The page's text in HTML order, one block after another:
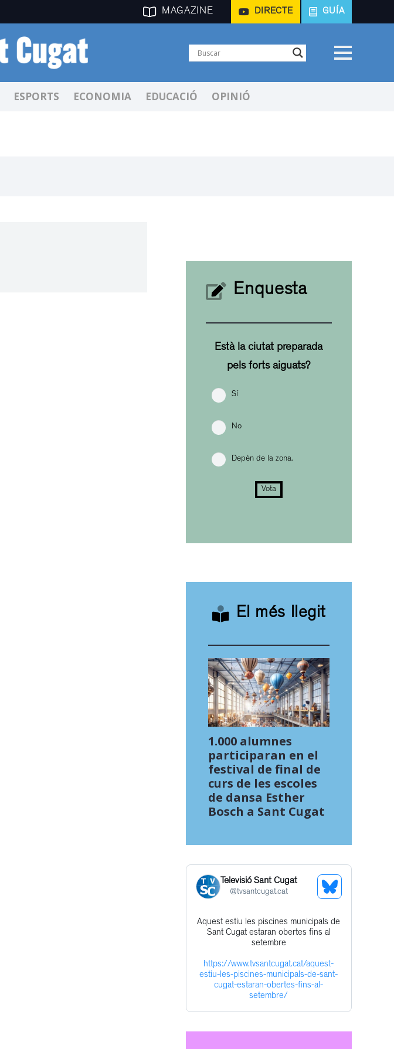
MAGAZINE DIRECTE GUÍA
ESPORTS ECONOMIA EDUCACIÓ OPINIÓ
Enquesta
Està la ciutat preparada
pels forts aiguats?
Sí
No
Depèn de la zona.
Vota
El més llegit
1.000 alumnes
participaran en el
festival de final de
curs de les escoles
de dansa Esther
Bosch a Sant Cugat
Televisió Sant Cugat
@tvsantcugat.cat
See
Profile
Get
to
post
Aquest estiu les piscines municipals de
Sant Cugat estaran obertes fins al
setembre
https://www.tvsantcugat.cat/aquest-
estiu-les-piscines-municipals-de-sant-
cugat-estaran-obertes-fins-al-
setembre/